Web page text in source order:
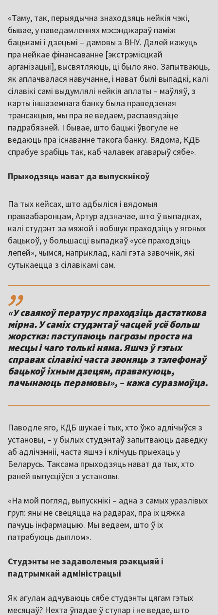
«Таму, так, перыядычна знаходзяць нейкія чэкі,
бывае, у паведамленнях мэсэнджараў паміж
бацькамі і дзецьмі – дамовы з ВНУ. Далей кажуць
пра нейкае фінансаванне [экстрэмісцкай
арганізацыі], высвятляюць, ці было яно. Запытваюць,
як аплачвалася навучанне, і нават былі выпадкі, калі
сілавікі самі выдумлялі нейкія аплаты – маўляў, з
карты іншаземнага банку была праведзеная
трансакцыя, мы пра яе ведаем, распавядзіце
падрабязней. І бывае, што бацькі ўвогуле не
ведаюць пра існаванне такога банку. Вядома, КДБ
спрабуе зрабіць так, каб чалавек агаварыў сябе».
Прыходзяць нават да выпускнікоў
Па тых кейсах, што адбыліся і вядомыя
праваабаронцам, Артур адзначае, што ў выпадках,
калі студэнт за мяжой і вобшук праходзіць у ягоных
бацькоў, у большасці выпадкаў «усё праходзіць
лепей», чымся, напрыклад, калі гэта завочнік, які
сутыкаецца з сілавікамі сам.
,,
«У сваякоў ператрус праходзіць дастаткова
мірна. У саміх студэнтаў часцей усё больш
жорстка: паступаюць пагрозы проста на
месцы і чаго толькі няма. Яшчэ ў гэтых
справах сілавікі часта звоняць з тэлефонаў
бацькоў іхным дзецям, правакуюць,
пачынаюць перамовы», – кажа суразмоўца.
Паводле яго, КДБ шукае і тых, хто ўжо адлічыўся з
установы, – у былых студэнтаў запытваюць даведку
аб адлічэнніі, часта яшчэ і клічуць прыехаць у
Беларусь. Таксама прыходзяць нават да тых, хто
раней выпусціўся з установы.
«На мой погляд, выпускнікі – адна з самых уразлівых
груп: яны не свецяцца на радарах, пра іх цяжка
пачуць інфармацыю. Мы ведаем, што ў іх
патрабуюць дыплом».
Студэнты не задаволеныя рэакцыяй і
падтрымкай адміністрацыі
Як агулам адчуваюць сябе студэнты цягам гэтых
месяцаў? Нехта ўпадае ў ступар і не ведае, што